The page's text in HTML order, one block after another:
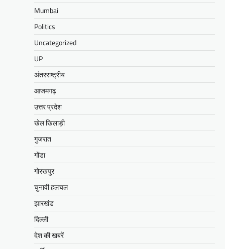
Mumbai
Politics
Uncategorized
UP
अंतरराष्ट्रीय
आजमगढ़
उत्तर प्रदेश
खेल खिलाड़ी
गुजरात
गोंडा
गोरखपुर
चुनावी हलचल
झारखंड
दिल्ली
देश की खबरें